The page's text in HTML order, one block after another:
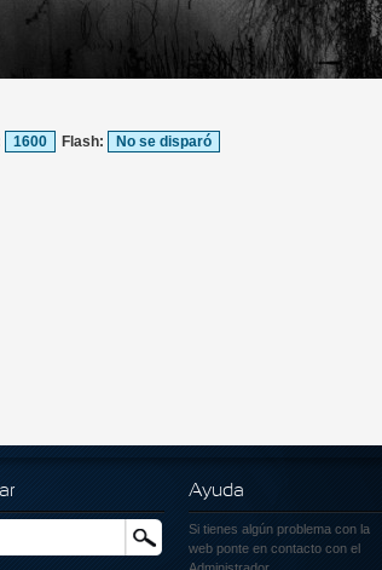
1600 Flash: No se disparó
Buscar
Ayuda
Si tienes algún problema con la
web ponte en contacto con el